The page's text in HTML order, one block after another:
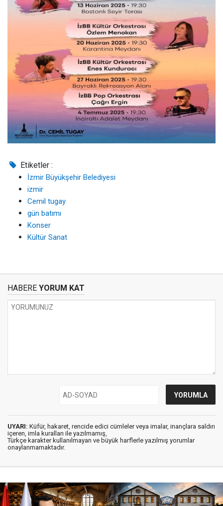
Etiketler :
İzmir Büyükşehir Belediyesi
izmir
Cemil tugay
gün batımı
Konser
Kültür Sanat
HABERE YORUM KAT
UYARI: Küfür, hakaret, rencide edici cümleler veya imalar, inançlara saldırı
içeren, imla kuralları ile yazılmamış,
Türkçe karakter kullanılmayan ve büyük harflerle yazılmış yorumlar
onaylanmamaktadır.